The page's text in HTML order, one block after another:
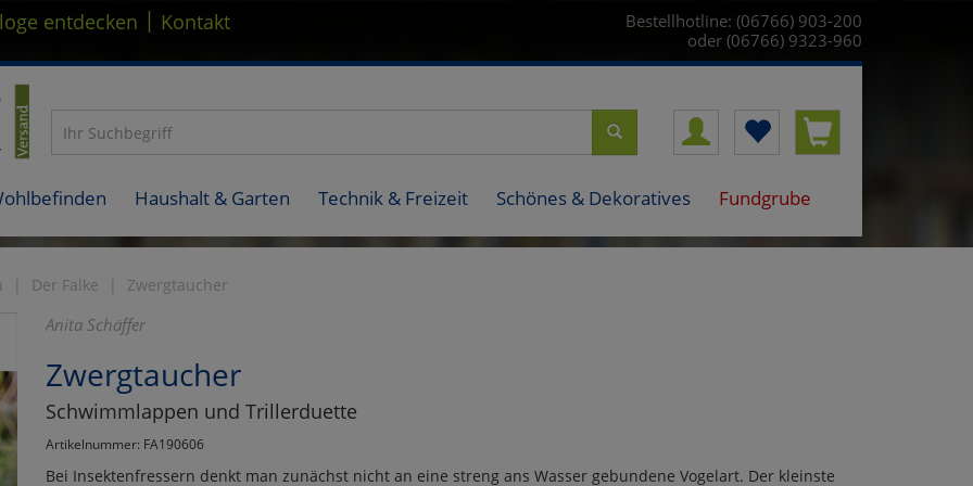
entdecken | Kontakt
Bestellhotline: (06766) 903-200
oder (06766) 9323-960
Haushalt & Garten Technik & Freizeit Schönes & Dekoratives Fundgrube
Der Falke Zwergtaucher
Anita Schäffer
Zwergtaucher
Schwimmlappen und Trillerduette
Artikelnummer: FA190606
Bei Insektenfressern denkt man zunächst nicht an eine streng ans Wasser gebundene Vogelart. Der kleinste